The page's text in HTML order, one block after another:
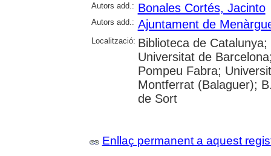
Autors add.: Bonales Cortés, Jacinto
Autors add.: Ajuntament de
Localització: Biblioteca de
Universitat de
Pompeu Fabra;
Montferrat (Balaguer);
de Sort
Enllaç permanent a aquest